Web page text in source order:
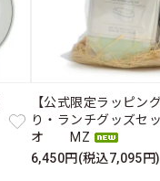
【公式限定ラッピン
り・ランチグッズセ
オ MZ
6,450円(税込7,095円)